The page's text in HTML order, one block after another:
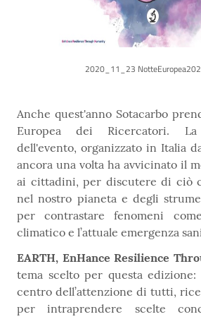
2020_11_23
Anche quest'anno Sotacarbo
Europea dei Ricercatori.
dell'evento, organizzato in Italia
ancora una volta ha avvicinato il
ai cittadini, per discutere di ciò
nel nostro pianeta e degli
per contrastare fenomeni
climatico e l’attuale emergenza
EARTH, EnHance Resilience
tema scelto per questa edizione:
centro dell’attenzione di tutti,
per intraprendere scelte